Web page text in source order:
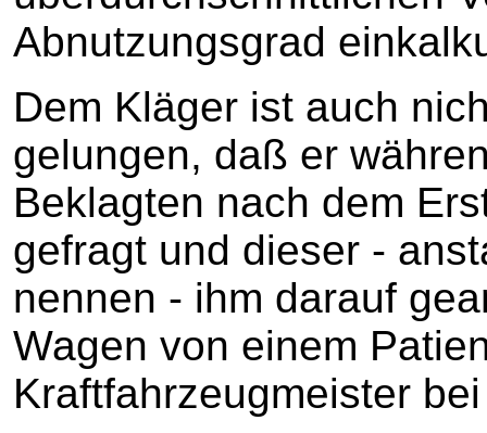
Abnutzungsgrad
Dem Kläger ist auch
gelungen, daß er
Beklagten nach dem
gefragt und dieser -
nennen - ihm darauf
Wagen von einem
Kraftfahrzeugmeister